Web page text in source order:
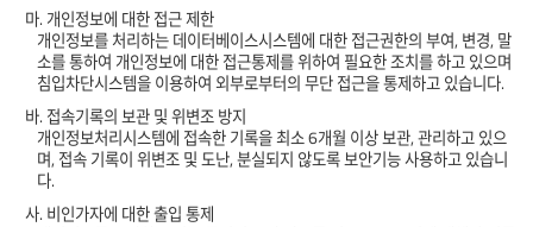
마. 개인정보에 대한 접근 제한
개인정보를 처리하는 데이터베이스시스템에 대한 접근권한의 부여, 변경, 말
소를 통하여 개인정보에 대한 접근통제를 위하여 필요한 조치를 하고 있으며
침입차단시스템을 이용하여 외부로부터의 무단 접근을 통제하고 있습니다.
바. 접속기록의 보관 및 위변조 방지
개인정보처리시스템에 접속한 기록을 최소 6개월 이상 보관, 관리하고 있으
며, 접속 기록이 위변조 및 도난, 분실되지 않도록 보안기능 사용하고 있습니
다.
사. 비인가자에 대한 출입 통제